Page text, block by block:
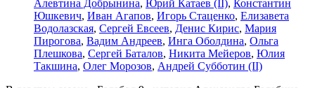
Алевтина Добрынина, Юрий Катаев (II), Константин
Юшкевич, Иван Агапов, Игорь Стаценко, Елизавета
Водолазская, Сергей Евсеев, Денис Кирис, Мария
Пирогова, Вадим Андреев, Инга Оболдина, Ольга
Плешкова, Сергей Баталов, Никита Мейеров, Юлия
Такшина, Олег Морозов, Андрей Субботин (II)